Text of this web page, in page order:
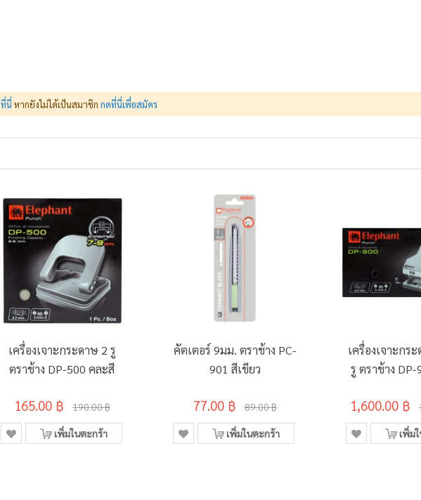
ที่นี่หากยังไม่ได้เป็นสมาชิก กดที่นี่เพื่อสมัคร
เครื่องเจาะกระดาษ 2 รู
ตราช้าง DP-500 คละสี
165.00 ฿ 190.00 ฿
เพิ่มในตะกร้า
คัตเตอร์ 9มม. ตราช้าง PC-
901 สีเขียว
77.00 ฿ 89.00 ฿
เพิ่มในตะกร้า
เครื่องเจาะกร
รู ตราช้าง
1,600.00 ฿
เพิ่ม